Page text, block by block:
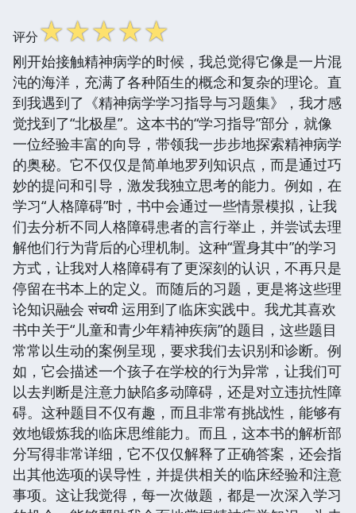
评分☆☆☆☆☆
刚开始接触精神病学的时候，我总觉得它像是一片混
沌的海洋，充满了各种陌生的概念和复杂的理论。直
到我遇到了《精神病学学习指导与习题集》，我才感
觉找到了“北极星”。这本书的“学习指导”部分，就像
一位经验丰富的向导，带领我一步步地探索精神病学
的奥秘。它不仅仅是简单地罗列知识点，而是通过巧
妙的提问和引导，激发我独立思考的能力。例如，在
学习“人格障碍”时，书中会通过一些情景模拟，让我
们去分析不同人格障碍患者的言行举止，并尝试去理
解他们行为背后的心理机制。这种“置身其中”的学习
方式，让我对人格障碍有了更深刻的认识，不再只是
停留在书本上的定义。而随后的习题，更是将这些理
论知识融会 संचयी 运用到了临床实践中。我尤其喜欢
书中关于“儿童和青少年精神疾病”的题目，这些题目
常常以生动的案例呈现，要求我们去识别和诊断。例
如，它会描述一个孩子在学校的行为异常，让我们可
以去判断是注意力缺陷多动障碍，还是对立违抗性障
碍。这种题目不仅有趣，而且非常有挑战性，能够有
效地锻炼我的临床思维能力。而且，这本书的解析部
分写得非常详细，它不仅仅解释了正确答案，还会指
出其他选项的误导性，并提供相关的临床经验和注意
事项。这让我觉得，每一次做题，都是一次深入学习